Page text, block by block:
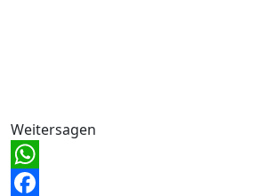
Weitersagen
WhatsApp